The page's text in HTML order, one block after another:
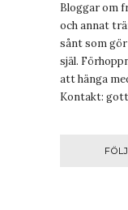
Bloggar om
och annat
sånt som
själ.
att hänga
Kontakt: